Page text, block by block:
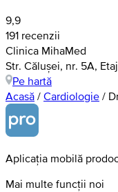
9,9
191 recenzii
Clinica MihaMed
Str. Călușei, nr. 5A,
Pe hartă
Acasă / Cardiologie /
Aplicația mobilă
Mai multe funcții noi